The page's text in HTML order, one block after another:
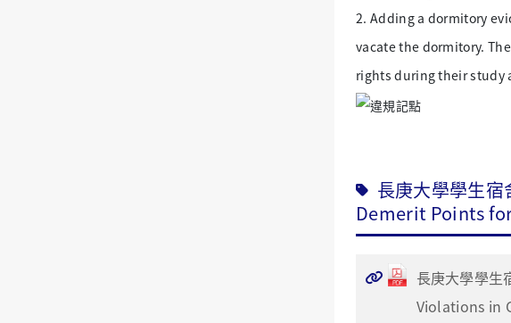
2. Adding a dormitory
vacate the dormitory.
rights during their study
長庚大學學生
Demerit Points
長庚大學學
Violations in